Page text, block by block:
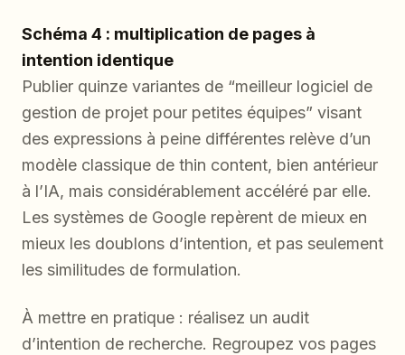
Schéma 4 : multiplication de pages à
intention identique
Publier quinze variantes de “meilleur logiciel de
gestion de projet pour petites équipes” visant
des expressions à peine différentes relève d’un
modèle classique de thin content, bien antérieur
à l’IA, mais considérablement accéléré par elle.
Les systèmes de Google repèrent de mieux en
mieux les doublons d’intention, et pas seulement
les similitudes de formulation.
À mettre en pratique : réalisez un audit
d’intention de recherche. Regroupez vos pages